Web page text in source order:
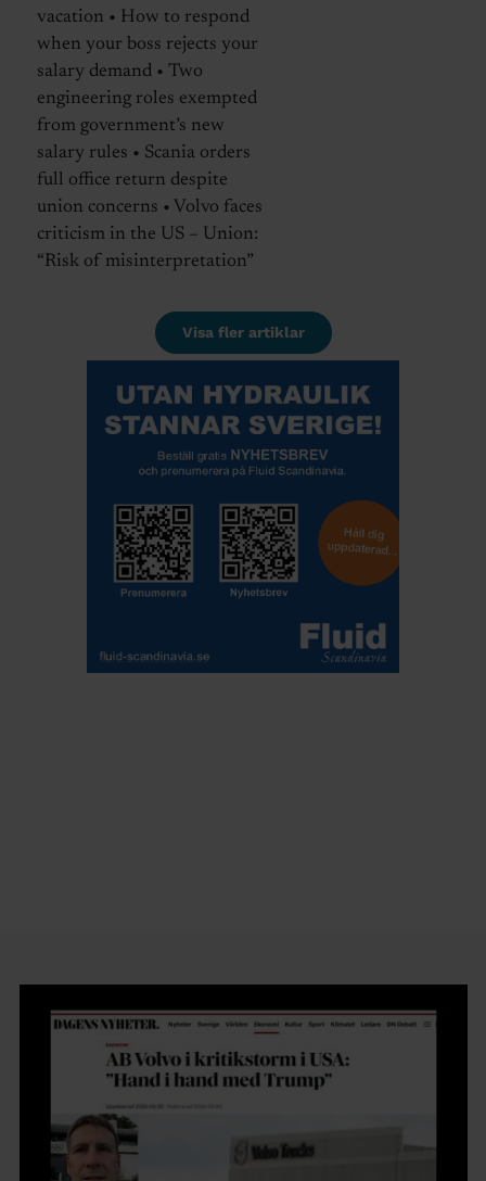
vacation • How to respond
when your boss rejects your
salary demand • Two
engineering roles exempted
from government’s new
salary rules • Scania orders
full office return despite
union concerns • Volvo faces
criticism in the US – Union:
“Risk of misinterpretation”
Visa fler artiklar